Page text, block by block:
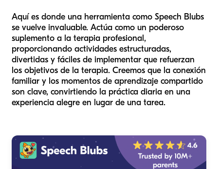
Aquí es donde una herramienta como Speech Blubs
se vuelve invaluable. Actúa como un poderoso
suplemento a la terapia profesional,
proporcionando actividades estructuradas,
divertidas y fáciles de implementar que refuerzan
los objetivos de la terapia. Creemos que la conexión
familiar y los momentos de aprendizaje compartido
son clave, convirtiendo la práctica diaria en una
experiencia alegre en lugar de una tarea.